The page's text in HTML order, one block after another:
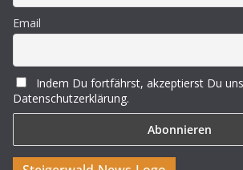
Email
Indem Du fortfährst, akzeptierst Du
Datenschutzerklärung.